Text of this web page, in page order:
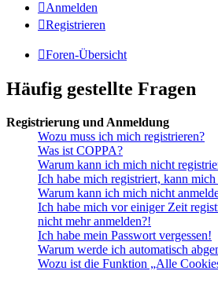
Anmelden
Registrieren
Foren-Übersicht
Häufig gestellte Fragen
Registrierung und Anmeldung
Wozu muss ich mich registrieren?
Was ist COPPA?
Warum kann ich mich nicht
Ich habe mich registriert, kann
Warum kann ich mich nicht
Ich habe mich vor einiger Zeit
nicht mehr anmelden?!
Ich habe mein Passwort vergessen!
Warum werde ich automatisch
Wozu ist die Funktion „Alle